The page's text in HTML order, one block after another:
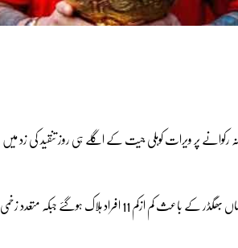
رکوانے پر ویرات کوہلی جیت کے اگلے ہی روز تنقید کی زد میں
گزشتہ روز رائل چیلنجرز بنگلور فتح کا جشن منانے ہزاروں مداح چِنّاسوامی اسٹیڈیم پہنچے تھے، جہاں بھگڈر کے باعث کم ازکم 11 افراد ہلاک ہوگئے جبکہ متعدد زخمی